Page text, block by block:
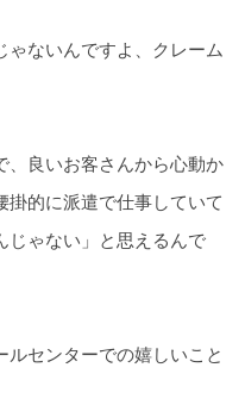
ゃないんですよ、クレーム
、良いお客さんから心動か
掛的に派遣で仕事していて
じゃない」と思えるんで
センターでの嬉しいこと